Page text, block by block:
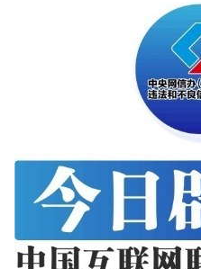
山西晚报
山西法治报
地方频道
大同 朔州